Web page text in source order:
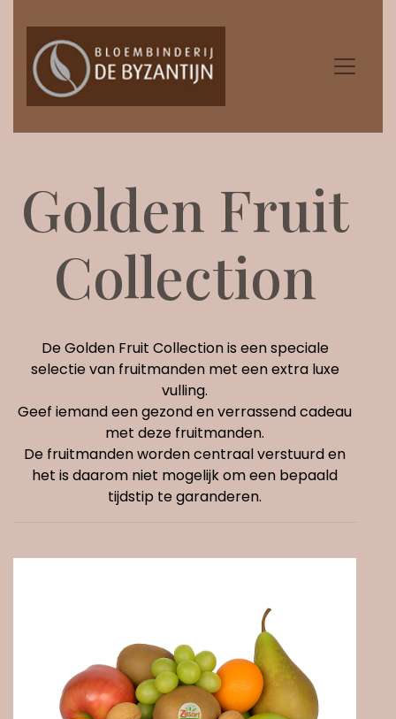
Golden Fruit
Collection
De Golden Fruit Collection is een speciale
selectie van fruitmanden met een extra luxe
vulling.
Geef iemand een gezond en verrassend cadeau
met deze fruitmanden.
De fruitmanden worden centraal verstuurd en
het is daarom niet mogelijk om een bepaald
tijdstip te garanderen.